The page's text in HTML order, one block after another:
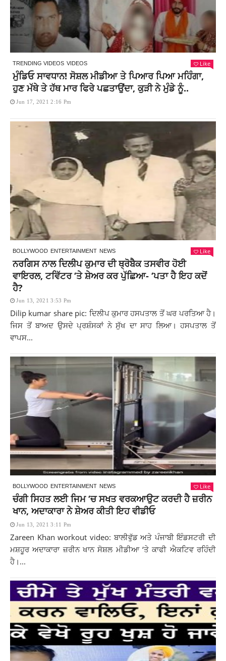
TRENDING VIDEOS VIDEOS Like
ਮੁੰਡਿਓ ਸਾਵਧਾਨ! ਸੋਸ਼ਲ ਮੀਡੀਆ ਤੇ ਪਿਆਰ ਪਿਆ ਮਹਿੰਗਾ,
ਹੁਣ ਮੱਥੇ ਤੇ ਹੱਥ ਮਾਰ ਫਿਰੇ ਪਛਤਾਉਂਦਾ, ਕੁੜੀ ਨੇ ਮੁੰਡੇ ਨੂੰ..
Jun 17, 2021 2:16 Pm
BOLLYWOOD ENTERTAINMENT NEWS Like
ਨਰਗਿਸ ਨਾਲ ਦਿਲੀਪ ਕੁਮਾਰ ਦੀ ਥ੍ਰੋਬੈਕ ਤਸਵੀਰ ਹੋਈ
ਵਾਇਰਲ, ਟਵਿੱਟਰ ‘ਤੇ ਸ਼ੇਅਰ ਕਰ ਪੁੱਛਿਆ- ‘ਪਤਾ ਹੈ ਇਹ ਕਦੋਂ
ਹੈ?
Jun 13, 2021 3:53 Pm
Dilip kumar share pic: ਦਿਲੀਪ ਕੁਮਾਰ ਹਸਪਤਾਲ ਤੋਂ ਘਰ ਪਰਤਿਆ ਹੈ।
ਜਿਸ ਤੋਂ ਬਾਅਦ ਉਸਦੇ ਪ੍ਰਸ਼ੰਸਕਾਂ ਨੇ ਸੁੱਖ ਦਾ ਸਾਹ ਲਿਆ। ਹਸਪਤਾਲ ਤੋਂ
ਵਾਪਸ...
BOLLYWOOD ENTERTAINMENT NEWS Like
ਚੰਗੀ ਸਿਹਤ ਲਈ ਜਿਮ ‘ਚ ਸਖਤ ਵਰਕਆਉਟ ਕਰਦੀ ਹੈ ਜ਼ਰੀਨ
ਖਾਨ, ਅਦਾਕਾਰਾ ਨੇ ਸ਼ੇਅਰ ਕੀਤੀ ਇਹ ਵੀਡੀਓ
Jun 13, 2021 3:11 Pm
Zareen Khan workout video: ਬਾਲੀਵੁੱਡ ਅਤੇ ਪੰਜਾਬੀ ਇੰਡਸਟਰੀ ਦੀ
ਮਸ਼ਹੂਰ ਅਦਾਕਾਰਾ ਜ਼ਰੀਨ ਖਾਨ ਸੋਸ਼ਲ ਮੀਡੀਆ ‘ਤੇ ਕਾਫੀ ਐਕਟਿਵ ਰਹਿੰਦੀ
ਹੈ।...